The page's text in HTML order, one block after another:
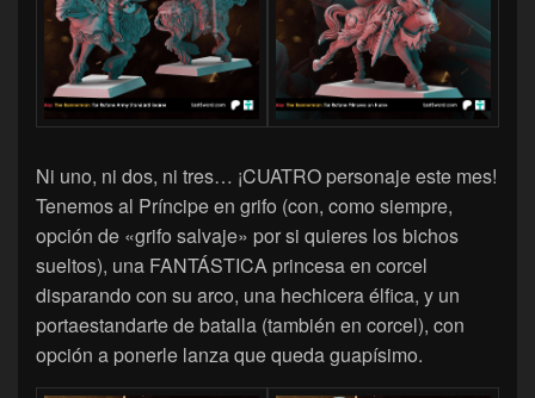
Ni uno, ni dos, ni tres… ¡CUATRO personaje este mes!
Tenemos al Príncipe en grifo (con, como siempre,
opción de «grifo salvaje» por si quieres los bichos
sueltos), una FANTÁSTICA princesa en corcel
disparando con su arco, una hechicera élfica, y un
portaestandarte de batalla (también en corcel), con
opción a ponerle lanza que queda guapísimo.